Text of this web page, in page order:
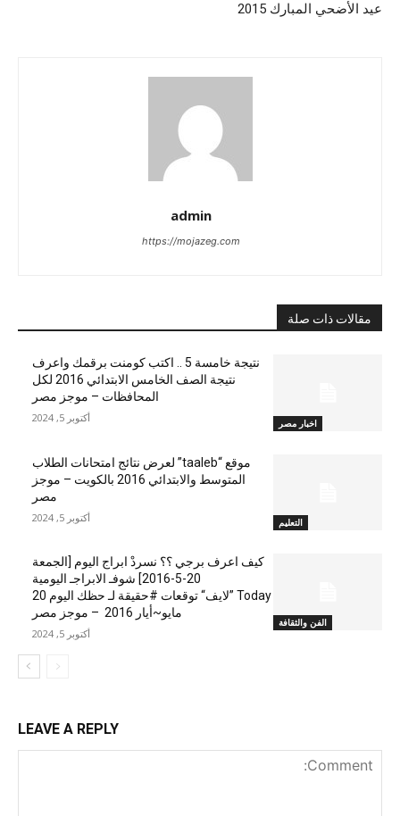
عيد الأضحي المبارك 2015
admin
https://mojazeg.com
مقالات ذات صلة
اخبار مصر
نتيجة خامسة 5 .. اكتب كومنت برقمك واعرف
نتيجة الصف الخامس الابتدائي 2016 لكل
المحافظات – موجز مصر
أكتوبر 5, 2024
التعليم
موقع “taaleb” لعرض نتائج امتحانات الطلاب
المتوسط والابتدائي 2016 بالكويت – موجز
مصر
أكتوبر 5, 2024
الفن والثقافة
كيف اعرف برجي ؟؟ نسردْ ابراج اليوم [الجمعة
20-5-2016] شوفـ الابراجـ اليومية
Today ”لايف“ توقعات #حقيقة لـ حظك اليوم 20
مايو~أيار 2016 – موجز مصر
أكتوبر 5, 2024
LEAVE A REPLY